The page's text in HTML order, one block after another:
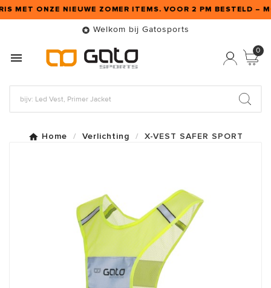
MET ONZE NIEUWE ZOMER ITEMS. VOOR 2 PM BESTELD –
 Welkom bij Gatosports

0
Home Verlichting X-VEST SAFER SPORT